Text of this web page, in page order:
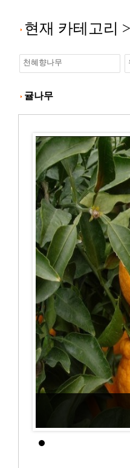
현재 카테고리 >
천혜향나무
귤나무